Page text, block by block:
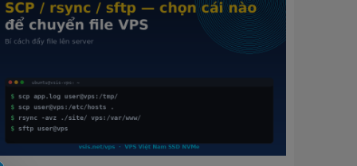
rsync
/
sftp
—
nào
để
chuyển
file
VPS